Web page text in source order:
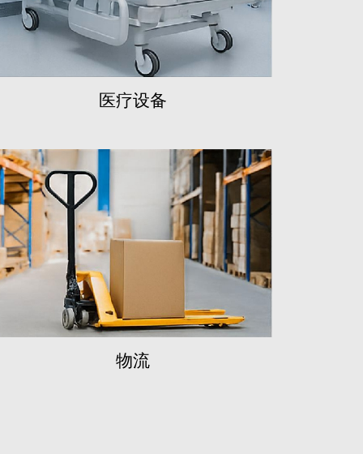
满足严格的地区和功能标准。
我们建立了一套完善的客户服务
速故障响应和终身维修支持。
医疗设备
物流